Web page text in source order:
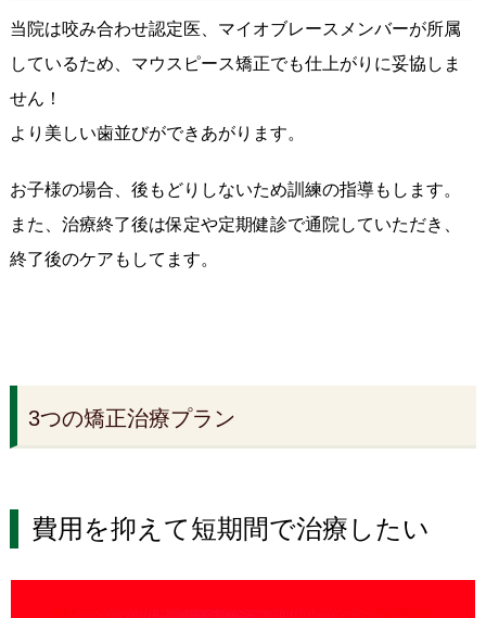
当院は咬み合わせ認定医、マイオブレースメンバーが所属
しているため、マウスピース矯正でも仕上がりに妥協しま
せん！
より美しい歯並びができあがります。
お子様の場合、後もどりしないため訓練の指導もします。
また、治療終了後は保定や定期健診で通院していただき、
終了後のケアもしてます。
3つの矯正治療プラン
費用を抑えて短期間で治療したい